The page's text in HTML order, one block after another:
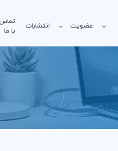
عضویت انتشارات
با ما